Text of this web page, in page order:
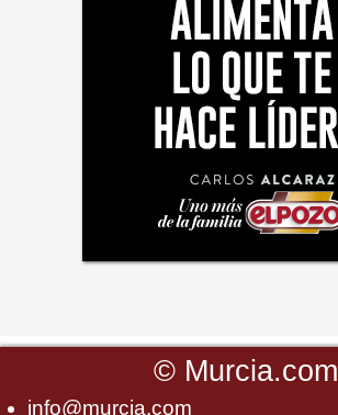
© Murcia.com
info@murcia.com